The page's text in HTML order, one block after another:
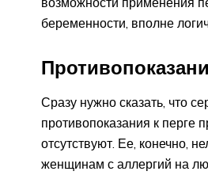
беременности, вполне
Сразу нужно сказать, что
противопоказания к перге
отсутствуют. Ее, конечно,
женщинам с аллергий на